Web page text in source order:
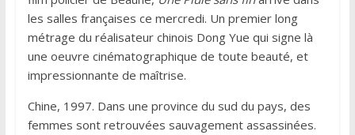
les salles françaises ce mercredi. Un premier long
métrage du réalisateur chinois Dong Yue qui signe là
une oeuvre cinématographique de toute beauté, et
impressionnante de maîtrise.
Chine, 1997. Dans une province du sud du pays, des
femmes sont retrouvées sauvagement assassinées.